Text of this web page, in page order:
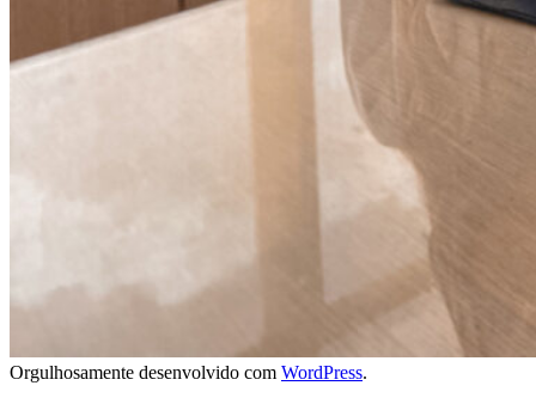
Orgulhosamente desenvolvido com WordPress.